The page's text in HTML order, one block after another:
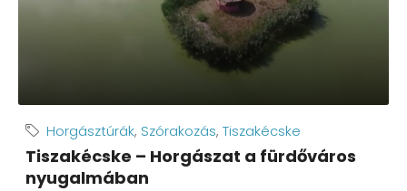
Horgásztúrák, Szórakozás, Tiszakécske
Tiszakécske – Horgászat a fürdőváros
nyugalmában